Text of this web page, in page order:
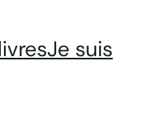
Je suis